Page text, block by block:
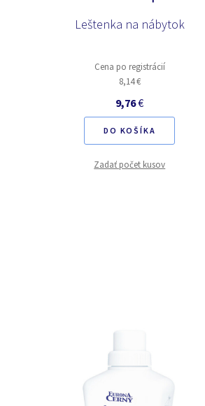
Leštenka na nábytok
Cena po registrácií
8,14 €
9,76€
DO KOŠÍKA
Zadať počet kusov